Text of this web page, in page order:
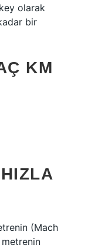
olarak
bir
KM
(Mach
metrenin